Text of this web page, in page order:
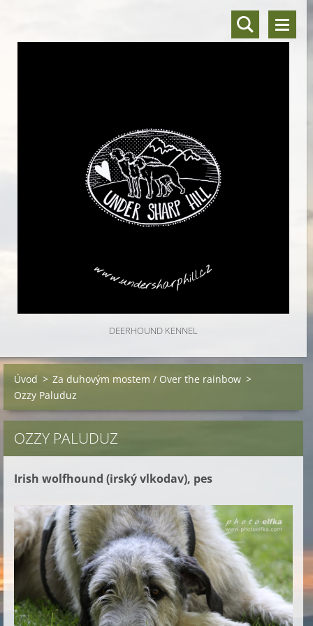
DEERHOUND KENNEL
Úvod > Za duhovým mostem / Over the rainbow >
Ozzy Paluduz
OZZY PALUDUZ
Irish wolfhound (irský vlkodav), pes